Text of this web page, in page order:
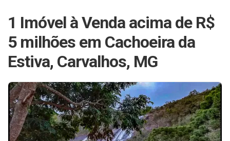
1 Imóvel à Venda acima de R$
5 milhões em Cachoeira da
Estiva, Carvalhos, MG